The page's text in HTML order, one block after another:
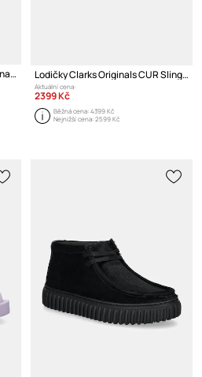
Semišové mokasíny Clarks Originals Lodičky Clarks Originals CUR Sling 2
Aktuální cena:
2399 Kč
Běžná cena:4399 Kč
Nejnižší cena:2599 Kč